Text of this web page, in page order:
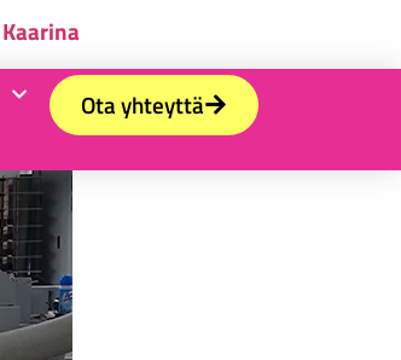
Kaarina
Ota yhteyttä